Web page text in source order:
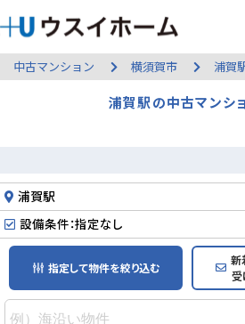
中古マンション 横須賀市 浦賀
浦賀駅の中古マンシ
浦賀駅
設備条件：指定なし
指定して物件を絞り込む
新
受